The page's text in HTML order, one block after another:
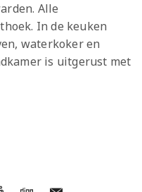
Alle
In de keuken
waterkoker en
is uitgerust met